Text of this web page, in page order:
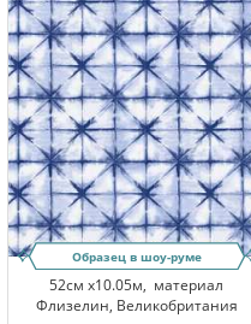
Образец в шоу-руме
52см x10.05м, материал
Флизелин, Великобритания